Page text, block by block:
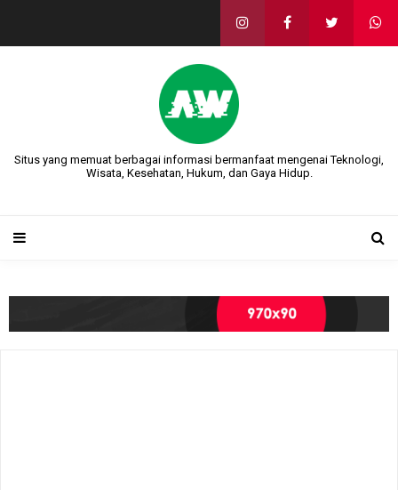
Situs yang memuat berbagai informasi bermanfaat mengenai Teknologi,
Wisata, Kesehatan, Hukum, dan Gaya Hidup.